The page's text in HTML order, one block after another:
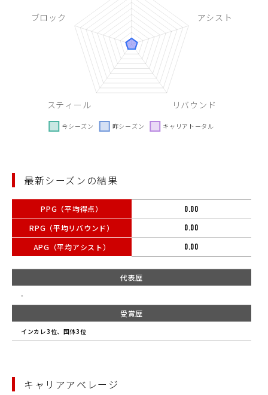
最新シーズンの結果
PPG（平均得点）
RPG（平均リバウンド）
APG（平均アシスト）
0.00
0.00
0.00
代表歴
-
受賞歴
インカレ3位、国体3位
キャリアアベレージ